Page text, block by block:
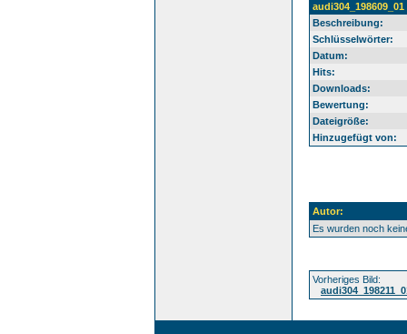
audi304_198609_01
Beschreibung:
Schlüsselwörter:
Datum:
Hits:
Downloads:
Bewertung:
Dateigröße:
Hinzugefügt von:
Autor:
Es wurden noch
Vorheriges Bild: